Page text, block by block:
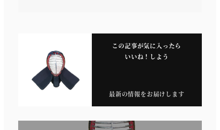
この記事が気に入ったら
いいね！しよう
最新の情報をお届けします